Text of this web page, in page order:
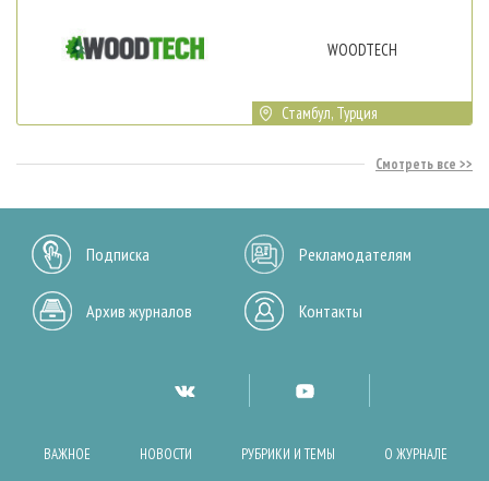
WOODTECH
Стамбул, Турция
Смотреть все
Подписка Рекламодателям
Архив журналов Контакты
ВАЖНОЕ НОВОСТИ РУБРИКИ И ТЕМЫ О ЖУРНАЛЕ